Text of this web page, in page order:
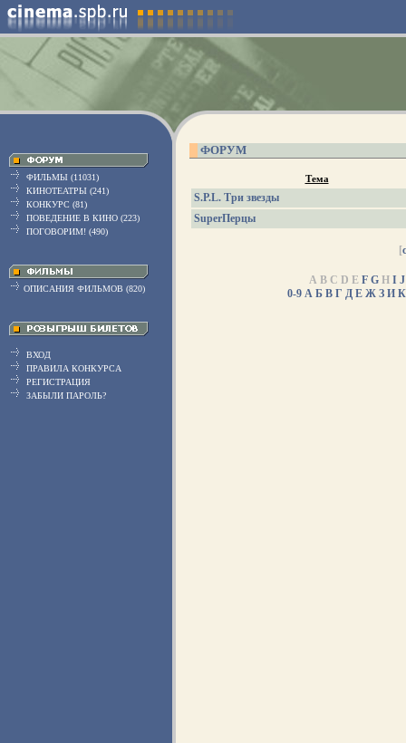
ФИЛЬМЫ (11031)
КИНОТЕАТРЫ (241)
КОНКУРС (81)
ПОВЕДЕНИЕ В КИНО (223)
ПОГОВОРИМ! (490)
ОПИСАНИЯ ФИЛЬМОВ (820)
ВХОД
ПРАВИЛА КОНКУРСА
РЕГИСТРАЦИЯ
ЗАБЫЛИ ПАРОЛЬ?
ФОРУМ
Тема
S.P.L. Три звезды
SuperПерцы
[
A B C D E F G H I J
0-9 А Б В Г Д Е Ж З И К